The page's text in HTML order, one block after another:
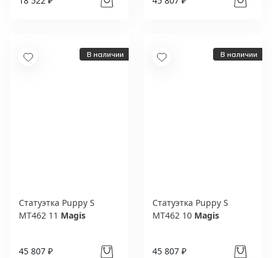
В наличии
Статуэтка Puppy S
MT462 11 Magis
45 807 ₽
В наличии
Статуэтка Puppy S
MT462 10 Magis
45 807 ₽